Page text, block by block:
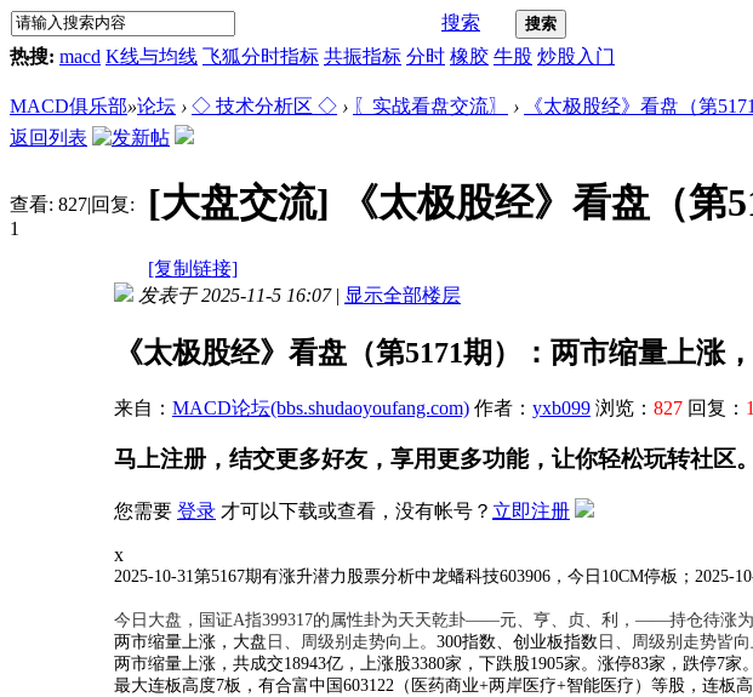
搜索 搜索
热搜: macd K线与均线 飞狐分时指标 共振指标 分时 橡胶 牛股 炒股入门
MACD俱乐部»论坛 › ◇ 技术分析区 ◇ › 〖实战看盘交流〗 ›
《太极股经》看盘（第
返回列表
查看: 827|回复:
1
[大盘交流] 《太极股经》看盘（
[复制链接]
发表于 2025-11-5 16:07 | 显示全部楼层
《太极股经》看盘（第5171期）：两市缩量上涨
来自： MACD论坛(bbs.shudaoyoufang.com) 作者： yxb099 浏览： 827 回复： 1
马上注册，结交更多好友，享用更多功能，让你轻松玩转社区。
您需要 登录 才可以下载或查看，没有帐号？ 立即注册
x
2025-10-31第5167期有涨升潜力股票分析中龙蟠科技603906，今日10CM停板；2025-
今日大盘，国证A指399317的属性卦为天天乾卦——元、亨、贞、利，——持仓待涨为
两市缩量上涨，大盘 日、周级别走势向上。 300指数、创业板指数 日、周级别走势皆向
两市缩量上涨，共成交18943亿，上涨股3380家，下跌股1905家。涨停83家，跌停7
最大连板高度7板，有合富中国603122（医药商业+两岸医疗+智能医疗）等股，连板高